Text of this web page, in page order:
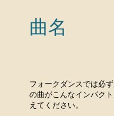
曲名
フォークダンスでは必
の曲がこんなインパク
えてください。